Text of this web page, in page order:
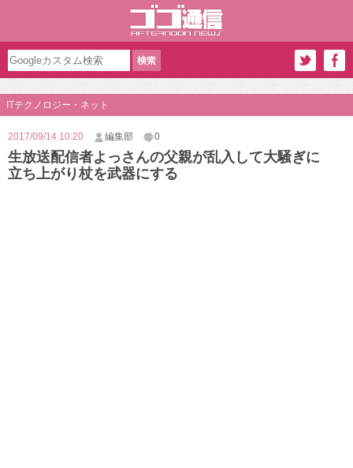
ITテクノロジー・ネット
2017/09/14 10:20 編集部 0
生放送配信者よっさんの父親が乱入して大騒ぎに
立ち上がり杖を武器にする